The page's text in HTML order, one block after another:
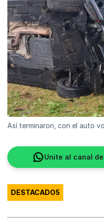
Así terminaron, con el auto
Unite al canal
DESTACADO5